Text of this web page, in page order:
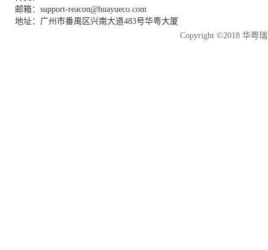
邮箱：support-reacon@huayueco.com
地址：广州市番禺区兴南大道483号华粤大厦
Copyright ©2018 华粤